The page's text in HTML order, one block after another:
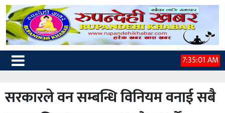
7:35:02 AM
सरकारले वन सम्बन्धि विनियम वनाई सबै